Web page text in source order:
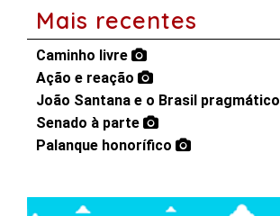
Mais recentes
Caminho livre
Ação e reação
João Santana e o Brasil pragmático
Senado à parte
Palanque honorífico